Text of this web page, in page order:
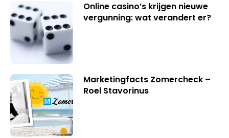
Online casino’s krijgen nieuwe
vergunning: wat verandert er?
Marketingfacts Zomercheck –
Roel Stavorinus